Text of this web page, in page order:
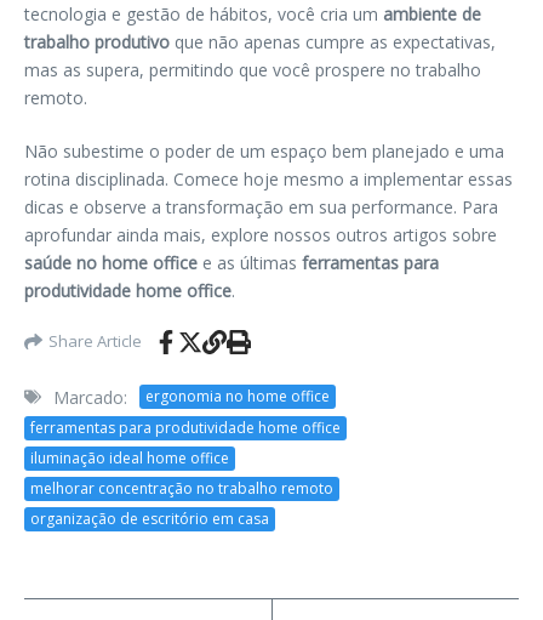
tecnologia e gestão de hábitos, você cria um ambiente de
trabalho produtivo que não apenas cumpre as expectativas,
mas as supera, permitindo que você prospere no trabalho
remoto.
Não subestime o poder de um espaço bem planejado e uma
rotina disciplinada. Comece hoje mesmo a implementar essas
dicas e observe a transformação em sua performance. Para
aprofundar ainda mais, explore nossos outros artigos sobre
saúde no home office e as últimas ferramentas para
produtividade home office.
Share Article
Marcado:
ergonomia no home office
ferramentas para produtividade home office
iluminação ideal home office
melhorar concentração no trabalho remoto
organização de escritório em casa